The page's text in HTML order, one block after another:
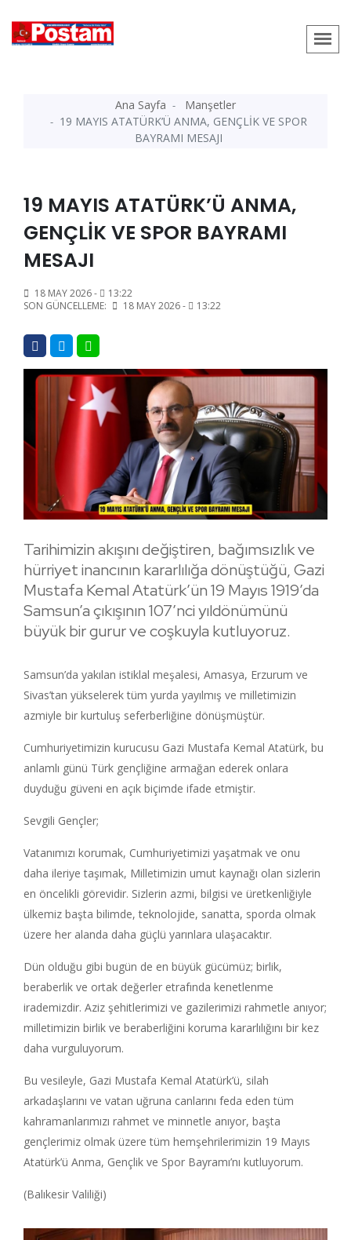
Ana Sayfa
Manşetler
19 MAYIS ATATÜRK’Ü ANMA, GENÇLİK VE SPOR
BAYRAMI MESAJI
19 MAYIS ATATÜRK’Ü ANMA,
GENÇLİK VE SPOR BAYRAMI
MESAJI
18 MAY 2026 -
13:22
SON GÜNCELLEME:
18 MAY 2026 - 13:22
Tarihimizin akışını değiştiren, bağımsızlık ve
hürriyet inancının kararlılığa dönüştüğü, Gazi
Mustafa Kemal Atatürk’ün 19 Mayıs 1919’da
Samsun’a çıkışının 107’nci yıldönümünü
büyük bir gurur ve coşkuyla kutluyoruz.
Samsun’da yakılan istiklal meşalesi, Amasya, Erzurum ve
Sivas’tan yükselerek tüm yurda yayılmış ve milletimizin
azmiyle bir kurtuluş seferberliğine dönüşmüştür.
Cumhuriyetimizin kurucusu Gazi Mustafa Kemal Atatürk, bu
anlamlı günü Türk gençliğine armağan ederek onlara
duyduğu güveni en açık biçimde ifade etmiştir.
Sevgili Gençler;
Vatanımızı korumak, Cumhuriyetimizi yaşatmak ve onu
daha ileriye taşımak, Milletimizin umut kaynağı olan sizlerin
en öncelikli görevidir. Sizlerin azmi, bilgisi ve üretkenliğiyle
ülkemiz başta bilimde, teknolojide, sanatta, sporda olmak
üzere her alanda daha güçlü yarınlara ulaşacaktır.
Dün olduğu gibi bugün de en büyük gücümüz; birlik,
beraberlik ve ortak değerler etrafında kenetlenme
irademizdir. Aziz şehitlerimizi ve gazilerimizi rahmetle anıyor;
milletimizin birlik ve beraberliğini koruma kararlılığını bir kez
daha vurguluyorum.
Bu vesileyle, Gazi Mustafa Kemal Atatürk’ü, silah
arkadaşlarını ve vatan uğruna canlarını feda eden tüm
kahramanlarımızı rahmet ve minnetle anıyor, başta
gençlerimiz olmak üzere tüm hemşehrilerimizin 19 Mayıs
Atatürk’ü Anma, Gençlik ve Spor Bayramı’nı kutluyorum.
(Balıkesir Valiliği)